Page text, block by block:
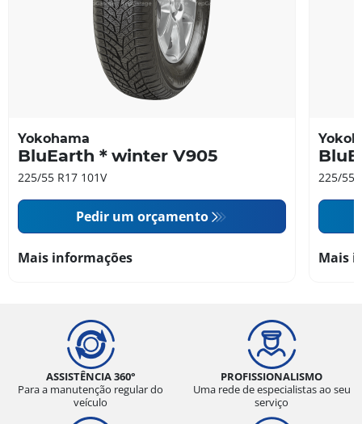
Yokohama
BluEarth＊winter V905
225/55 R17 101V
Pedir um orçamento
Mais informações
225/55
Mais
ASSISTÊNCIA 360°
Para a manutenção regular do
veículo
PROFISSIONALISMO
Uma rede de especialistas ao seu
serviço